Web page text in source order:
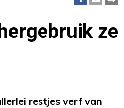
ze
restjes verf van